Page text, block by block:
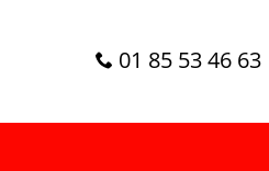
01 85 53 46 63